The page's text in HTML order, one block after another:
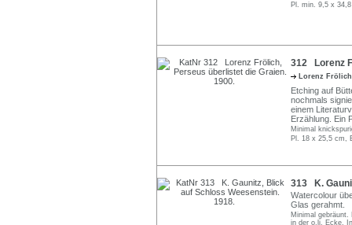
Pl. min. 9,5 x
312 Lorenz
Lorenz
Etching auf
nochmals
einem
Erzählung. Ein
Minimal
Pl. 18 x 25,5 cm,
313 K.
Watercolour
Glas gerahmt.
Minimal gebräunt.
in der o.li. Ecke.